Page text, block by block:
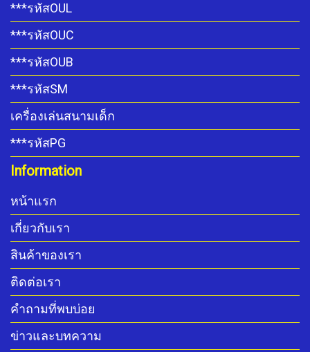
***รหัสOUL
***รหัสOUC
***รหัสOUB
***รหัสSM
เครื่องเล่นสนามเด็ก
***รหัสPG
Information
หน้าแรก
เกี่ยวกับเรา
สินค้าของเรา
ติดต่อเรา
คำถามที่พบบ่อย
ข่าวและบทความ